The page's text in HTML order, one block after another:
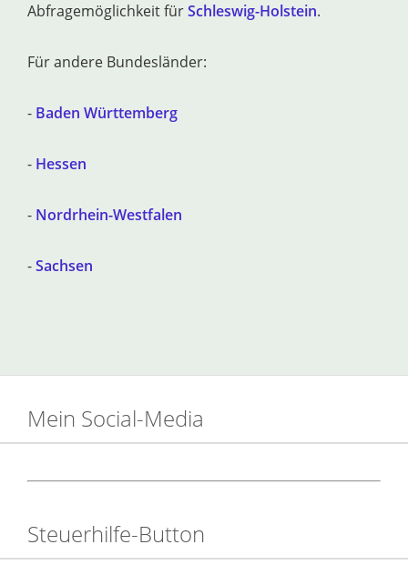
Abfragemöglichkeit fürSchleswig-Holstein.
Für andere Bundesländer:
- Baden Württemberg
- Hessen
- Nordrhein-Westfalen
-Sachsen
Mein Social-Media
Steuerhilfe-Button